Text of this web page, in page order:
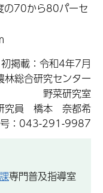
70から80パーセ
初掲載：令和4年7月
林総合研究センター
野菜研究室
究員 橋本 奈都希
号：043-291-9987
専門普及指導室